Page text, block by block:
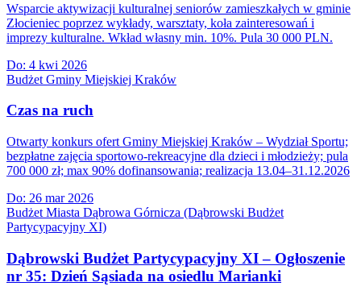
Wsparcie aktywizacji kulturalnej seniorów zamieszkałych w gminie
Złocieniec poprzez wykłady, warsztaty, koła zainteresowań i
imprezy kulturalne. Wkład własny min. 10%. Pula 30 000 PLN.
Do: 4 kwi 2026
Budżet Gminy Miejskiej Kraków
Czas na ruch
Otwarty konkurs ofert Gminy Miejskiej Kraków – Wydział Sportu;
bezpłatne zajęcia sportowo-rekreacyjne dla dzieci i młodzieży; pula
700 000 zł; max 90% dofinansowania; realizacja 13.04–31.12.2026
Do: 26 mar 2026
Budżet Miasta Dąbrowa Górnicza (Dąbrowski Budżet
Partycypacyjny XI)
Dąbrowski Budżet Partycypacyjny XI – Ogłoszenie
nr 35: Dzień Sąsiada na osiedlu Marianki